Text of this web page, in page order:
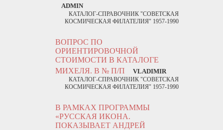
ADMIN
КАТАЛОГ-СПРАВОЧНИК "СОВЕТСКАЯ
КОСМИЧЕСКАЯ ФИЛАТЕЛИЯ" 1957-1990
ВОПРОС ПО
ОРИЕНТИРОВОЧНОЙ
СТОИМОСТИ В КАТАЛОГЕ
МИХЕЛЯ. В № П/П
VLADIMIR
КАТАЛОГ-СПРАВОЧНИК "СОВЕТСКАЯ
КОСМИЧЕСКАЯ ФИЛАТЕЛИЯ" 1957-1990
В РАМКАХ ПРОГРАММЫ
«РУССКАЯ ИКОНА.
ПОКАЗЫВАЕТ АНДРЕЙ